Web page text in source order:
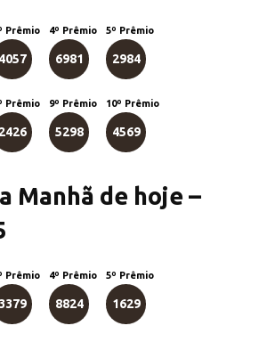
Prêmio
4057
4º Prêmio
6981
5º Prêmio
2984
Prêmio
2426
9º Prêmio
5298
10º Prêmio
4569
Manhã de hoje –
Prêmio
3379
4º Prêmio
8824
5º Prêmio
1629